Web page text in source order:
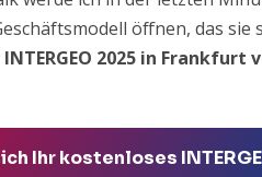
öffnen, das sie
2025 in Frankfurt
Ihr kostenloses